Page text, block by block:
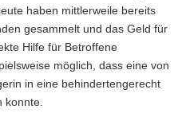
Ines
und
Ronald
Kaulfuß.
haben mittlerweile bereits
gesammelt und das Geld für
Hilfe für Betroffene
möglich, dass eine von
in eine behindertengerecht
konnte.